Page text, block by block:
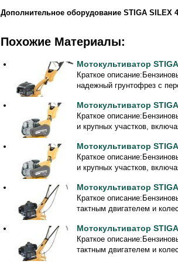
Дополнительное оборудование STIGA SILEX
Похожие Материалы:
Мотокультиватор
Краткое
надежный грунтофрез с
Мотокультиватор
Краткое
и крупных участков,
Мотокультиватор
Краткое
и крупных участков,
Мотокультиватор
Краткое
тактным двигателем и
Мотокультиватор
Краткое
тактным двигателем и